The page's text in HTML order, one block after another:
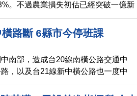
。不過農業損失初估已經突破一億新
各項補助措施。
路斷 6縣市今停班課
南部，造成台20線南橫公路交通中
，以及台21線新中橫公路也一度中
區鄉宣布停班停課。